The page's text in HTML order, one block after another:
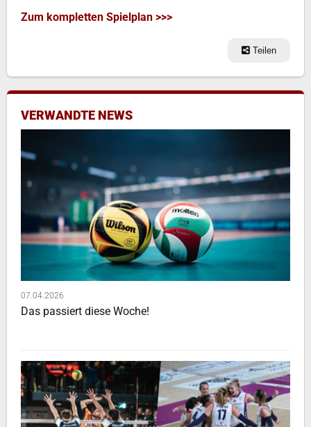
Zum kompletten Spielplan >>>
Teilen
VERWANDTE NEWS
07.04.2026
Das passiert diese Woche!